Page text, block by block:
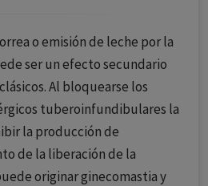
o emisión de leche por la
ser un efecto secundario
Al bloquearse los
tuberoinfundibulares la
la producción de
de la liberación de la
originar ginecomastia y